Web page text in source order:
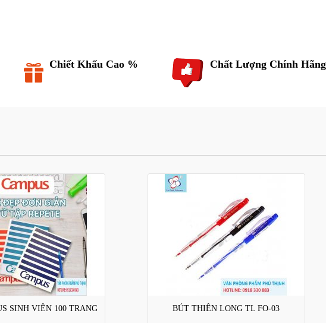
Chiết Khấu Cao % Chất Lượng Chính Hãng
SINH VIÊN 100 TRANG BÚT THIÊN LONG TL FO-03